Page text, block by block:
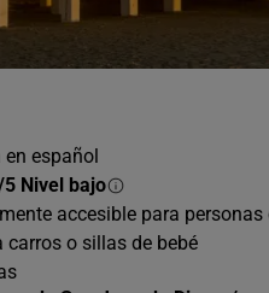
español
5 Nivel bajo
accesible para
o sillas de bebé